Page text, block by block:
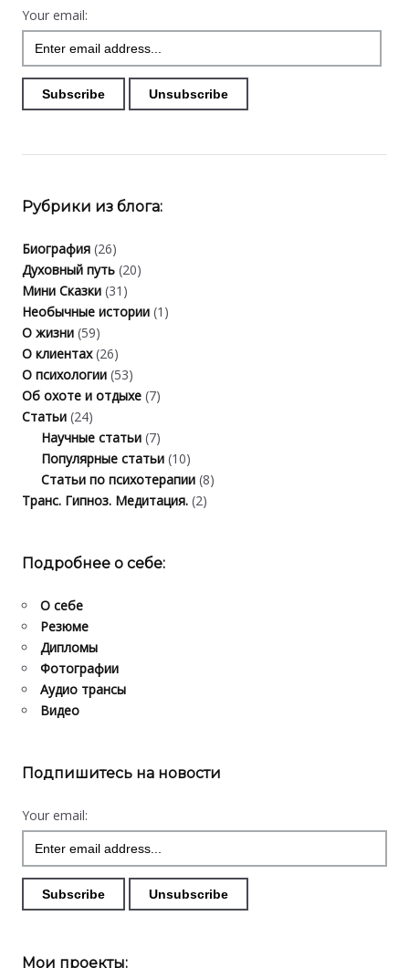
Your email:
Рубрики из блога:
Биография (26)
Духовный путь (20)
Мини Сказки (31)
Необычные истории (1)
О жизни (59)
О клиентах(26)
О психологии (53)
Об охоте и отдыхе (7)
Статьи (24)
Научные статьи (7)
Популярные статьи (10)
Статьи по психотерапии (8)
Транс. Гипноз. Медитация. (2)
Подробнее о себе:
О себе
Резюме
Дипломы
Фотографии
Аудио трансы
Видео
Подпишитесь на новости
Your email:
Мои проекты: